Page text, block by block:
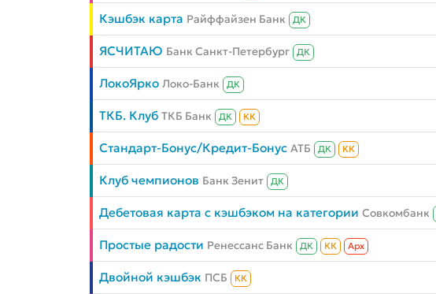
Кэшбэк карта Райффайзен Банк ДК
ЯСЧИТАЮ Банк Санкт-Петербург ДК
ЛокоЯрко Локо-Банк ДК
ТКБ. Клуб ТКБ Банк ДК КК
Стандарт-Бонус/Кредит-Бонус АТБ ДК КК
Клуб чемпионов Банк Зенит ДК
Дебетовая карта с кэшбэком на категории Совкомбанк
Простые радости Ренессанс Банк ДК КК Aрх
Двойной кэшбэк ПСБ КК